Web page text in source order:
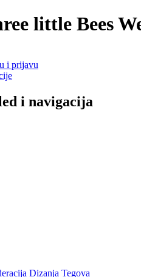
i prijavu
i navigacija
Dizanja Tegova